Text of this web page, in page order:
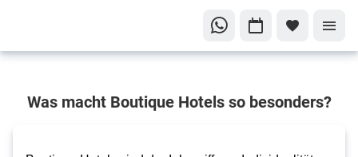
individuell
reisen
Was macht Boutique Hotels so besonders?